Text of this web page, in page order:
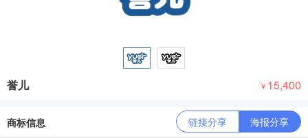
誉儿 ￥ 15,400
商标信息 链接分享 海报分享